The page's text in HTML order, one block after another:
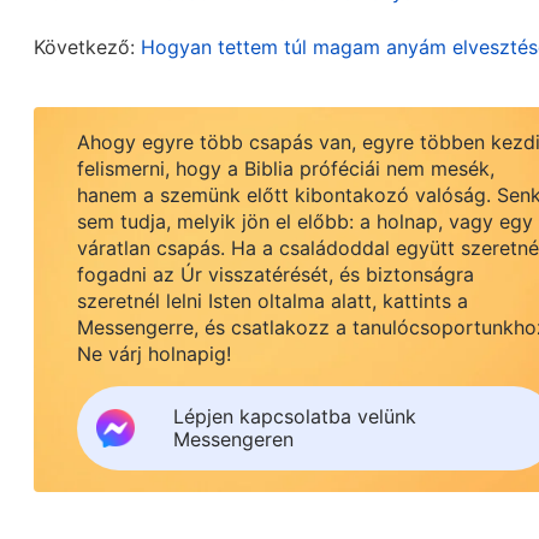
anyjának. Miután hinni kezdett Istenben, a
letartóztatták és börtönbe vetették. Az anyja
segítségére, ő magára hagyta, és elment
Ming Huj, annál inkább úgy érezte, hogy
hatalmába kerítette a ragaszkodás, és gyorsan
szorongás állapotában élek az anyám miatt.
és dolgokra a Te szavaid alapján tekintsek
Ezután Ming Huj elolvasott egy passzust Isten
Mindenható Isten azt mondja: „A szüleid
teljesítették azáltal, hogy felneveltek téged,
lennie. Ezért nem kell az ellentételezés
Következő: Hogyan tettem túl magam anyám
Ahogy egyre több csapás van, egyre többen
felismerni, hogy a Biblia próféciái nem mesék,
hanem a szemünk előtt kibontakozó valóság.
sem tudja, melyik jön el előbb: a holnap, vagy egy
váratlan csapás. Ha a családoddal együtt
fogadni az Úr visszatérését, és biztonságra
szeretnél lelni Isten oltalma alatt, kattints a
Messengerre, és csatlakozz a
Ne várj holnapig!
Lépjen kapcsolatba velünk
Messengeren